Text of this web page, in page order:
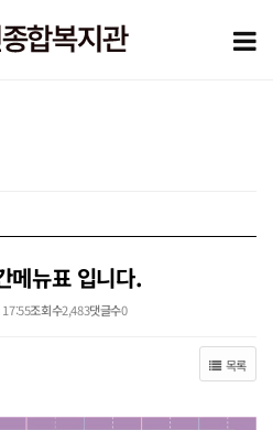
메뉴표 입니다.
조회수2,483댓글수0
목록